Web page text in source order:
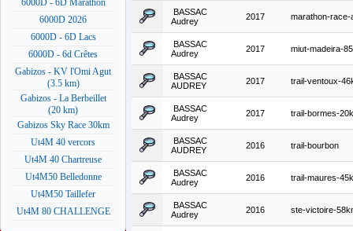
6000D - 6D Marathon
6000D 2026
6000D - 6D Lacs
6000D - 6d Crêtes
Gabizos - KV l'Omi Agut
(3.5 km)
Gabizos - La Berbeillet
(20 km)
Gabizos Sky Race 30km
Ut4M 40 vercors
Ut4M 40 Chartreuse
Ut4M50 Belledonne
Ut4M50 Taillefer
Ut4M 80 CHALLENGE
BASSAC
Audrey
2017 marathon-race-
BASSAC
Audrey
2017 miut-madeira-
BASSAC
AUDREY
2017 trail-ventoux-
BASSAC
Audrey
2017 trail-bormes-
BASSAC
AUDREY
2016 trail-bourbon
BASSAC
Audrey
2016 trail-maures-
BASSAC
Audrey
2016 ste-victoire-